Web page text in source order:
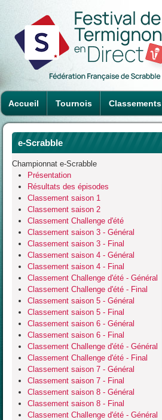
Accueil Tournois Classements
e-Scrabble
Championnat e-Scrabble
Présentation
Résultats des épisodes
Classement saison 1
Classement saison 2
Classement Challenge d'été
Classement saison 3 - Général
Classement saison 3 - Final
Classement saison 4 - Général
Classement saison 4 - Final
Classement Challenge d'été - Général
Classement Challenge d'été - Final
Classement saison 5 - Général
Classement saison 5 - Final
Classement saison 6 - Général
Classement saison 6 - Final
Classement Challenge d'été - Général
Classement Challenge d'été - Final
Classement saison 7 - Général
Classement saison 7 - Final
Classement saison 8 - Général
Classement saison 8 - Final
Classement Challenge d'été - Général